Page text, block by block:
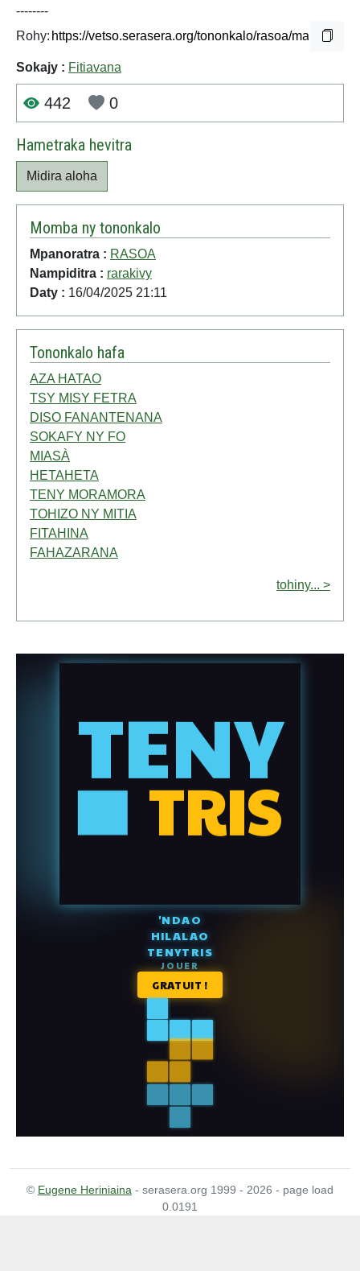
--------
Rohy:
Sokajy : Fitiavana
442 0
Hametraka hevitra
Midira aloha
Momba ny tononkalo
Mpanoratra : RASOA
Nampiditra : rarakivy
Daty : 16/04/2025 21:11
Tononkalo hafa
AZA HATAO
TSY MISY FETRA
DISO FANANTENANA
SOKAFY NY FO
MIASÀ
HETAHETA
TENY MORAMORA
TOHIZO NY MITIA
FITAHINA
FAHAZARANA
tohiny... >
© Eugene Heriniaina - serasera.org 1999 - 2026 - page load
0.0191